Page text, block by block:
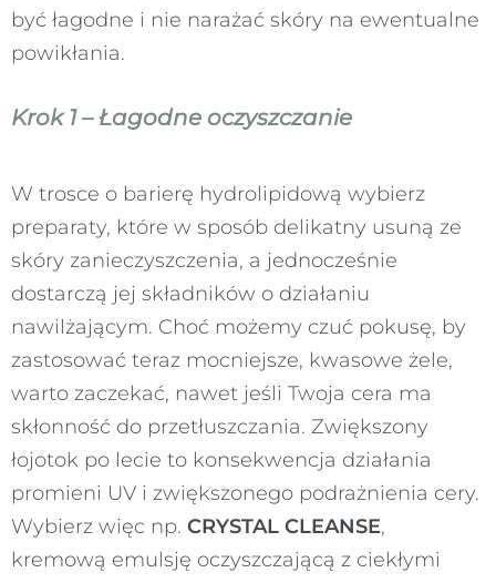
być łagodne i nie narażać skóry na ewentualne
powikłania.
Krok 1 – Łagodne oczyszczanie
W trosce o barierę hydrolipidową wybierz
preparaty, które w sposób delikatny usuną ze
skóry zanieczyszczenia, a jednocześnie
dostarczą jej składników o działaniu
nawilżającym. Choć możemy czuć pokusę, by
zastosować teraz mocniejsze, kwasowe żele,
warto zaczekać, nawet jeśli Twoja cera ma
skłonność do przetłuszczania. Zwiększony
łojotok po lecie to konsekwencja działania
promieni UV i zwiększonego podrażnienia cery.
Wybierz więc np. CRYSTAL CLEANSE,
kremową emulsję oczyszczającą z ciekłymi